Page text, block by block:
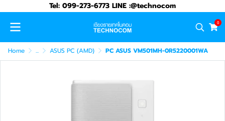
Tel: 099-273-6773 LINE :@technocom
0
Home ... ASUS PC (AMD) PC ASUS VM501MH-0R5220001WA